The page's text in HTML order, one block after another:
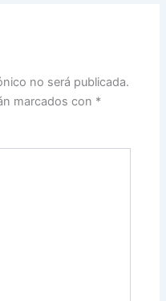
no será publicada.
marcados con *